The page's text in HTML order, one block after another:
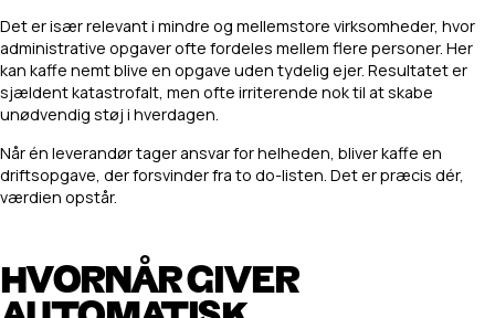
Det er især relevant i mindre og mellemstore virksomheder, hvor
administrative opgaver ofte fordeles mellem flere personer. Her
kan kaffe nemt blive en opgave uden tydelig ejer. Resultatet er
sjældent katastrofalt, men ofte irriterende nok til at skabe
unødvendig støj i hverdagen.
Når én leverandør tager ansvar for helheden, bliver kaffe en
driftsopgave, der forsvinder fra to do-listen. Det er præcis dér,
værdien opstår.
HVORNÅR GIVER